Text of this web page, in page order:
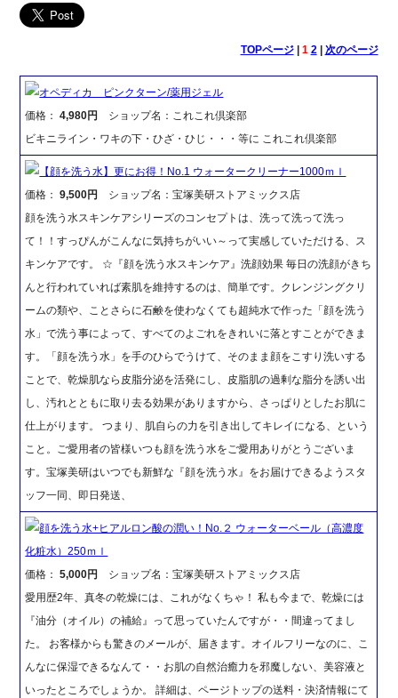
TOPページ| 1 2| 次のページ
オペディカ ピンクターン/薬用ジェル
価格：4,980円
ショップ名：これこれ倶楽部
ビキニライン・ワキの下・ひざ・ひじ・・・等に これこれ倶楽部
【顔を洗う水】更にお得！No.1 ウォータークリーナー1000ｍｌ
価格：9,500円
ショップ名：宝塚美研ストアミックス店
顔を洗う水スキンケアシリーズのコンセプトは、洗って洗って洗っ
て！！すっぴんがこんなに気持ちがいい～って実感していただける、ス
キンケアです。 ☆『顔を洗う水スキンケア』洗顔効果 毎日の洗顔がきち
んと行われていれば素肌を維持するのは、簡単です。クレンジングクリ
ームの類や、ことさらに石鹸を使わなくても超純水で作った「顔を洗う
水」で洗う事によって、すべてのよごれをきれいに落とすことができま
す。「顔を洗う水」を手のひらでうけて、そのまま顔をこすり洗いする
ことで、乾燥肌なら皮脂分泌を活発にし、皮脂肌の過剰な脂分を誘い出
し、汚れとともに取り去る効果がありますから、さっぱりとしたお肌に
仕上がります。 つまり、肌自らの力を引き出してキレイになる、という
こと。ご愛用者の皆様いつも顔を洗う水をご愛用ありがとうございま
す。宝塚美研はいつでも新鮮な『顔を洗う水』をお届けできるようスタ
ッフ一同、即日発送、
顔を洗う水+ヒアルロン酸の潤い！No.２ ウォーターベール（高濃度
化粧水）250ｍｌ
価格：5,000円
ショップ名：宝塚美研ストアミックス店
愛用歴2年、真冬の乾燥には、これがなくちゃ！ 私も今まで、乾燥には
『油分（オイル）の補給』って思っていたんですが・・間違ってまし
た。 お客様からも驚きのメールが、届きます。オイルフリーなのに、こ
んなに保湿できるなんて・・お肌の自然治癒力を邪魔しない、美容液と
いったところでしょうか。 詳細は、ページトップの送料・決済情報にて